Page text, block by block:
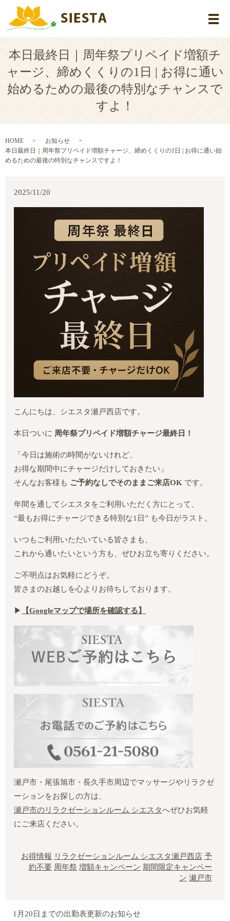
メ
本日最終日｜周年祭プリペイド増額チ
ャージ、締めくくりの1日 | お得に通い
始めるための最後の特別なチャンスで
すよ！
HOME
お知らせ
本日最終日｜周年祭プリペイド増額チャージ、締めくくりの1日 | お得に通い始
めるための最後の特別なチャンスですよ！
2025/11/20
こんにちは、シエスタ瀬戸西店です。
本日ついに 周年祭プリペイド増額チャージ最終日！
「今日は施術の時間がないけれど、
お得な期間中にチャージだけしておきたい」
そんなお客様も ご予約なしでそのままご来店OK です。
年間を通してシエスタをご利用いただく方にとって、
“最もお得にチャージできる特別な1日” も今日がラスト。
いつもご利用いただいている皆さまも、
これから通いたいという方も、ぜひお立ち寄りください。
ご不明点はお気軽にどうぞ。
皆さまのお越しを心よりお待ちしております。
▶︎ 【Googleマップで場所を確認する】
瀬戸市・尾張旭市・長久手市周辺でマッサージやリラクゼ
ーションをお探しの方は、
瀬戸市のリラクゼーションルーム シエスタへぜひお気軽
にご来店ください。
お得情報 リラクゼーションルーム シエスタ瀬戸西店 予
約不要 周年祭 増額キャンペーン 期間限定キャンペー
ン 瀬戸市
1月20日までの出勤表更新のお知らせ